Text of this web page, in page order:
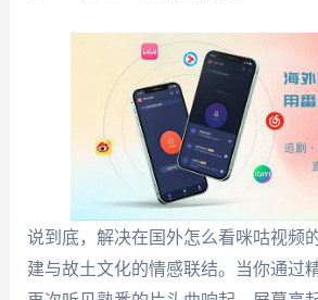
说到底，解决在国外怎么看咪咕视频
建与故土文化的情感联结。当你通过